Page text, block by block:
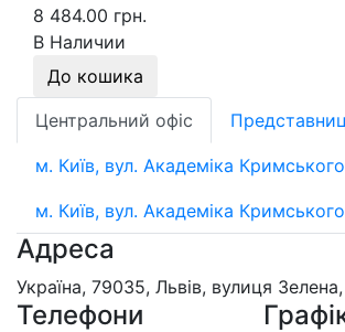
8 484.00 грн.
В Наличии
До кошика
Центральний офіс
м. Київ, вул. Академіка
м. Київ, вул. Академіка
Адреса
Україна, 79035, Львів, вулиця
Телефони